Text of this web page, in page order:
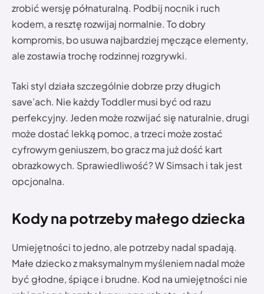
zrobić wersję półnaturalną. Podbij nocnik i ruch
kodem, a resztę rozwijaj normalnie. To dobry
kompromis, bo usuwa najbardziej męczące elementy,
ale zostawia trochę rodzinnej rozgrywki.
Taki styl działa szczególnie dobrze przy długich
save’ach. Nie każdy Toddler musi być od razu
perfekcyjny. Jeden może rozwijać się naturalnie, drugi
może dostać lekką pomoc, a trzeci może zostać
cyfrowym geniuszem, bo gracz ma już dość kart
obrazkowych. Sprawiedliwość? W Simsach i tak jest
opcjonalna.
Kody na potrzeby małego dziecka
Umiejętności to jedno, ale potrzeby nadal spadają.
Małe dziecko z maksymalnym myśleniem nadal może
być głodne, śpiące i brudne. Kod na umiejętności nie